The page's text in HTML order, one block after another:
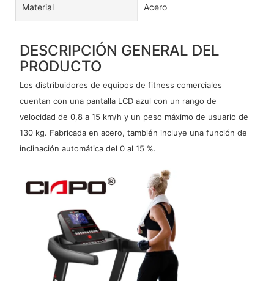
Material Acero
DESCRIPCIÓN GENERAL DEL
PRODUCTO
Los distribuidores de equipos de fitness comerciales
cuentan con una pantalla LCD azul con un rango de
velocidad de 0,8 a 15 km/h y un peso máximo de usuario de
130 kg. Fabricada en acero, también incluye una función de
inclinación automática del 0 al 15 %.